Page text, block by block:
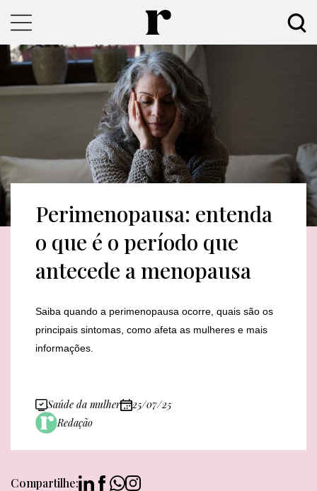
Perimenopausa: entenda
o que é o período que
antecede a menopausa
Saiba quando a perimenopausa ocorre, quais são os
principais sintomas, como afeta as mulheres e mais
informações.
Saúde da mulher
25/07/25
Redação
Compartilhe: